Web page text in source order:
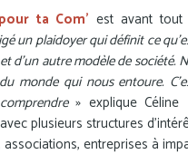
ta Com’ est avant
un plaidoyer qui définit ce
d’un autre modèle de
monde qui nous entoure.
» explique Céline
plusieurs structures
entreprises à